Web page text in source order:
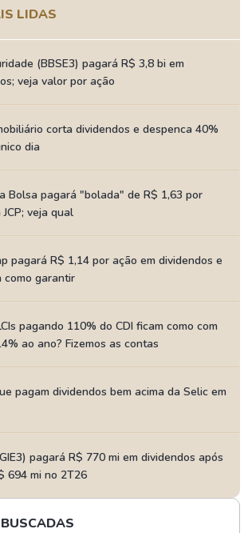
LIDAS
(BBSE3) pagará R$ 3,8 bi em
veja valor por ação
corta dividendos e despenca 40%
dia
Bolsa pagará "bolada" de R$ 1,63 por
veja qual
pagará R$ 1,14 por ação em dividendos e
como garantir
pagando 110% do CDI ficam como com
ao ano? Fizemos as contas
pagam dividendos bem acima da Selic em
pagará R$ 770 mi em dividendos após
694 mi no 2T26